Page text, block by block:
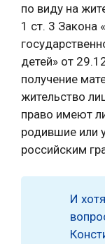
по виду на
1 ст. 3 Закона
детей» от
получение
жительство
право имеют
родившие или
российским
И